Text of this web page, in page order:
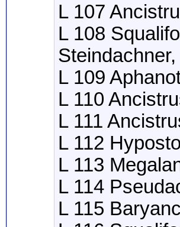
L 107
L 108
L 109
L 110
L 111
L 112
L 113
L 114
L 115